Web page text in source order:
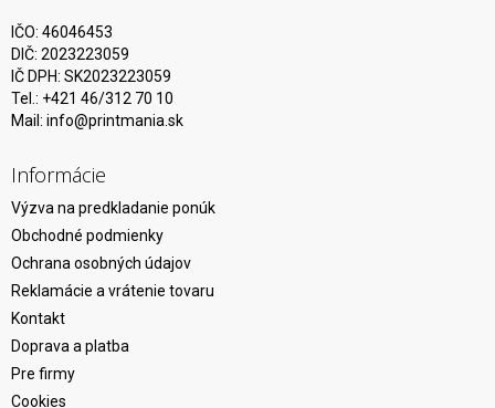
IČO: 46046453
DIČ: 2023223059
IČ DPH: SK2023223059
Tel.: +421 46/312 70 10
Mail: info@printmania.sk
Informácie
Výzva na predkladanie ponúk
Obchodné podmienky
Ochrana osobných údajov
Reklamácie a vrátenie tovaru
Kontakt
Doprava a platba
Pre firmy
Cookies